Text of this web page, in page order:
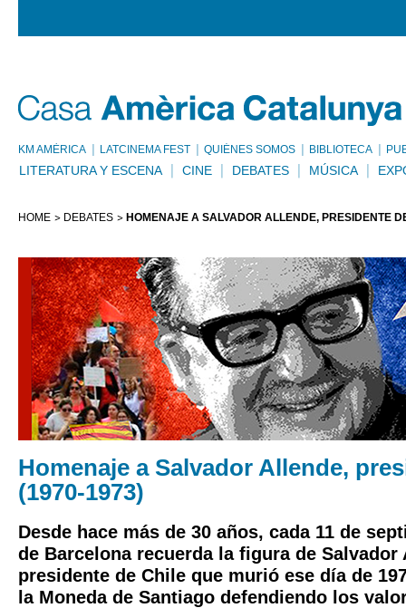
KM AMÈRICA LATCINEMA FEST QUIÉNES SOMOS BIBLIOTECA
LITERATURA Y ESCENA CINE DEBATES MÚSICA
HOME DEBATES HOMENAJE A SALVADOR ALLENDE, PRESIDENTE
Homenaje a Salvador Allende,
(1970-1973)
Desde hace más de 30 años, cada 11 de
de Barcelona recuerda la figura de Salvador
presidente de Chile que murió ese día de
la Moneda de Santiago defendiendo los